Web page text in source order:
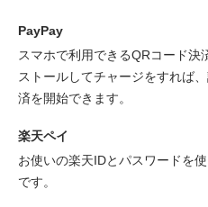
PayPay
スマホで利用できるQRコード決
ストールしてチャージをすれば
済を開始できます。
楽天ペイ
お使いの楽天IDとパスワードを
です。